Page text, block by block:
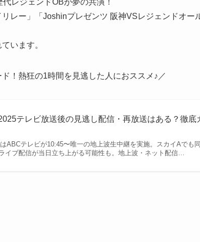
レジェンドOBが夢の共演！
レー」「Joshinプレゼンツ 阪神VSレジェンドオー
います。
！熱狂の1時間を見逃した人におススメ♪／
テレビ放送後の見逃し配信・再放送はある？徹底
ABCテレビが10:45〜唯一の地上波生中継を実施。スカイAでも
イブ配信が当日立ち上がる可能性も。地上波・ネット配信…